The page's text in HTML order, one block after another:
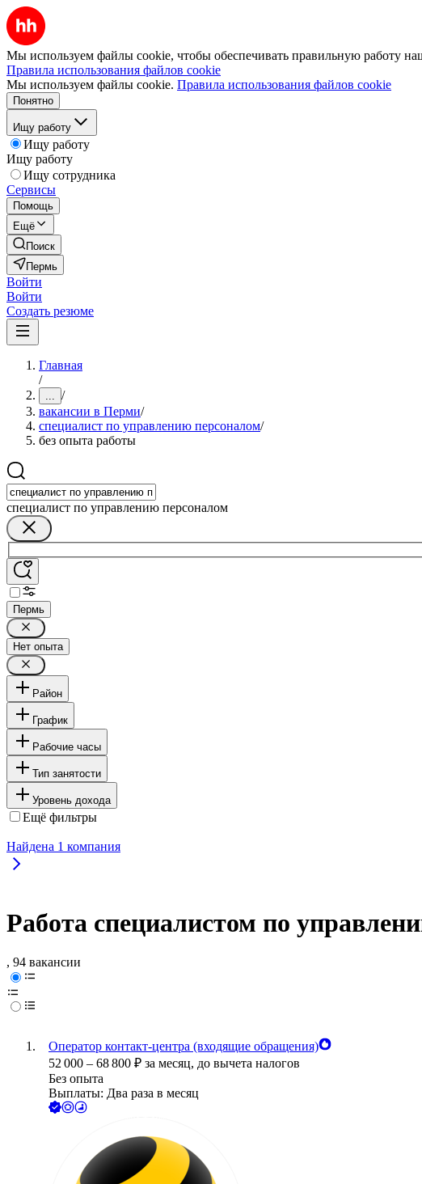
Мы используем файлы cookie, чтобы обеспечивать правильную работу
Правила использования файлов cookie
Мы используем файлы cookie. Правила использования файлов cookie
Понятно
Ищу работу
Ищу работу
Ищу работу
Ищу сотрудника
Сервисы
Помощь
Ещё
Поиск
Пермь
Войти
Войти
Создать резюме
Главная
/
... /
вакансии в Перми/
специалист по управлению персоналом/
без опыта работы
специалист по управлению персоналом
Пермь
Нет опыта
Район
График
Рабочие часы
Тип занятости
Уровень дохода
Ещё фильтры
Найдена 1 компания
Работа специалистом по
, 94 вакансии
Оператор контакт-центра (входящие обращения)
52 000 – 68 800 ₽ за месяц, до вычета налогов
Без опыта
Выплаты: Два раза в месяц